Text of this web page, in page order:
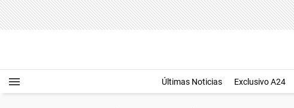
Últimas Noticias Exclusivo A24